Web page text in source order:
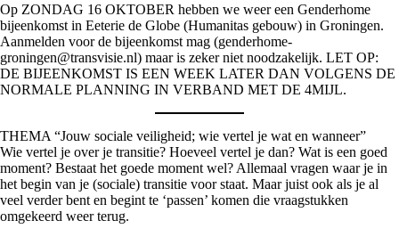
Op ZONDAG 16 OKTOBER hebben we weer een Genderhome
bijeenkomst in Eeterie de Globe (Humanitas gebouw) in Groningen.
Aanmelden voor de bijeenkomst mag (genderhome-
groningen@transvisie.nl) maar is zeker niet noodzakelijk. LET OP:
DE BIJEENKOMST IS EEN WEEK LATER DAN VOLGENS DE
NORMALE PLANNING IN VERBAND MET DE 4MIJL.
THEMA “Jouw sociale veiligheid; wie vertel je wat en wanneer”
Wie vertel je over je transitie? Hoeveel vertel je dan? Wat is een goed
moment? Bestaat het goede moment wel? Allemaal vragen waar je in
het begin van je (sociale) transitie voor staat. Maar juist ook als je al
veel verder bent en begint te ‘passen’ komen die vraagstukken
omgekeerd weer terug.